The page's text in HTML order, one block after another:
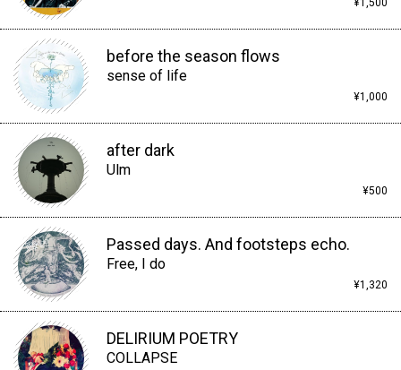
¥1,500
before the season flows
sense of life
¥1,000
after dark
Ulm
¥500
Passed days. And footsteps echo.
Free, I do
¥1,320
DELIRIUM POETRY
COLLAPSE